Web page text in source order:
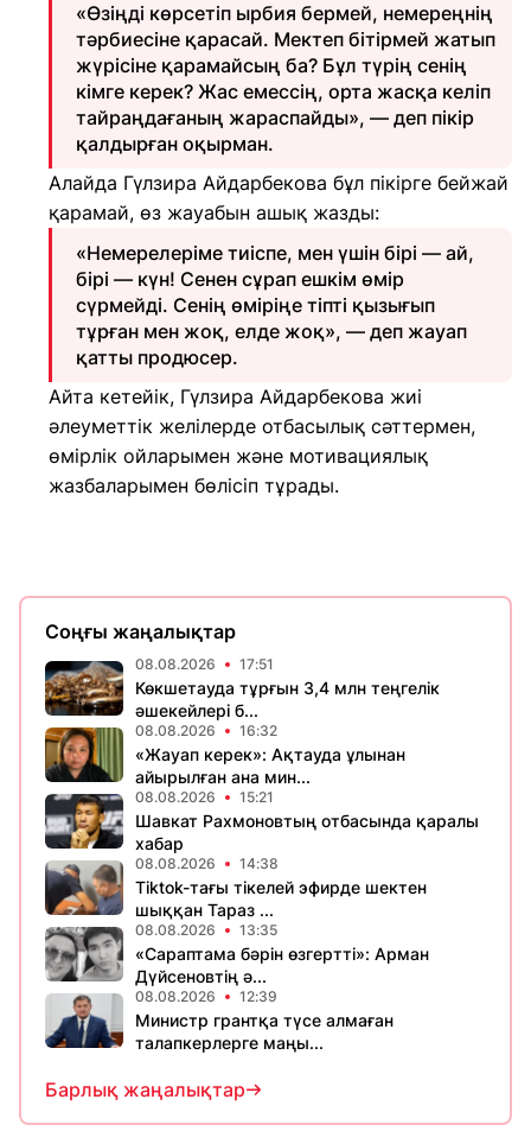
«Өзіңді көрсетіп ырбия бермей, немереңнің
тәрбиесіне қарасай. Мектеп бітірмей жатып
жүрісіне қарамайсың ба? Бұл түрің сенің
кімге керек? Жас емессің, орта жасқа келіп
тайраңдағаның жараспайды», — деп пікір
қалдырған оқырман.
Алайда Гүлзира Айдарбекова бұл пікірге бейжай
қарамай, өз жауабын ашық жазды:
«Немерелеріме тиіспе, мен үшін бірі — ай,
бірі — күн! Сенен сұрап ешкім өмір
сүрмейді. Сенің өміріңе тіпті қызығып
тұрған мен жоқ, елде жоқ», — деп жауап
қатты продюсер.
Айта кетейік, Гүлзира Айдарбекова жиі
әлеуметтік желілерде отбасылық сәттермен,
өмірлік ойларымен және мотивациялық
жазбаларымен бөлісіп тұрады.
Соңғы жаңалықтар
08.08.2026 17:51
Көкшетауда тұрғын 3,4 млн теңгелік
әшекейлері б...
08.08.2026 16:32
«Жауап керек»: Ақтауда ұлынан
айырылған ана мин...
08.08.2026 15:21
Шавкат Рахмоновтың отбасында қаралы
хабар
08.08.2026 14:38
Tiktok-тағы тікелей эфирде шектен
шыққан Тараз ...
08.08.2026 13:35
«Сараптама бәрін өзгертті»: Арман
Дүйсеновтің ә...
08.08.2026 12:39
Министр грантқа түсе алмаған
талапкерлерге маңы...
Барлық жаңалықтар